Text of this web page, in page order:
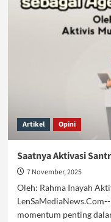
Artikel Opini
Saatnya Aktivasi
7 November, 2025
Oleh: Rahma Inayah
momentum penting